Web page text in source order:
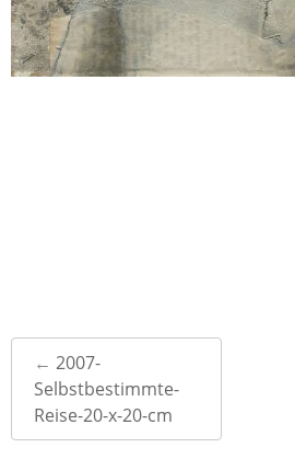
Post
navigation
← 2007-
Selbstbestimmte-
Reise-20-x-20-cm